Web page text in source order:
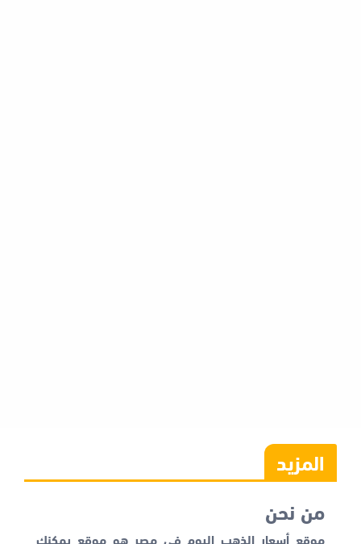
المزيد
من نحن
موقع أسعار الذهب اليوم في مصر هو موقع يمكنك